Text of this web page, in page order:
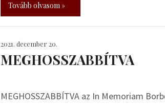
Tovább olvasom »
2021. december 20.
MEGHOSSZABBÍTVA
MEGHOSSZABBÍTVA az In Memoriam